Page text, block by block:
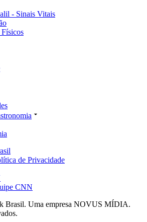
- Sinais Vitais
de Privacidade
CNN
Brasil. Uma empresa NOVUS MÍDIA.